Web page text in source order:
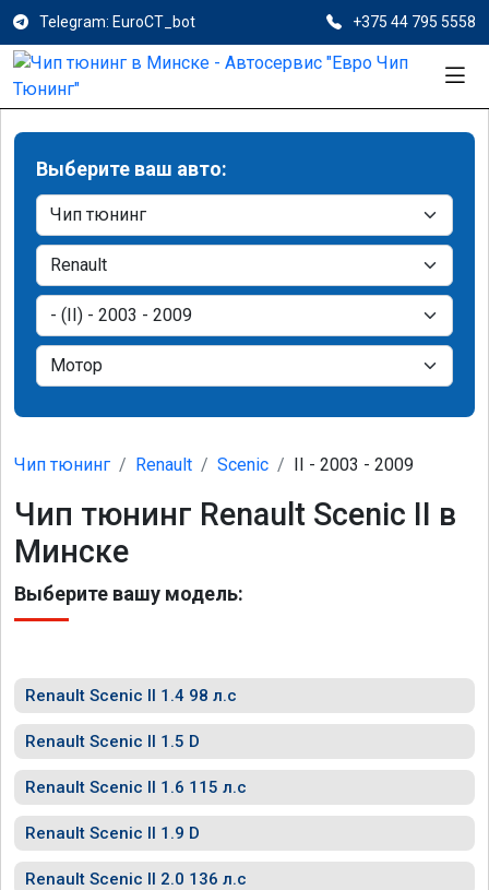
Telegram: EuroCT_bot +375 44 795 5558
Выберите ваш авто:
Чип тюнинг Renault Scenic II - 2003 - 2009
Чип тюнинг Renault Scenic II в
Минске
Выберите вашу модель:
Renault Scenic II 1.4 98 л.с
Renault Scenic II 1.5 D
Renault Scenic II 1.6 115 л.с
Renault Scenic II 1.9 D
Renault Scenic II 2.0 136 л.с